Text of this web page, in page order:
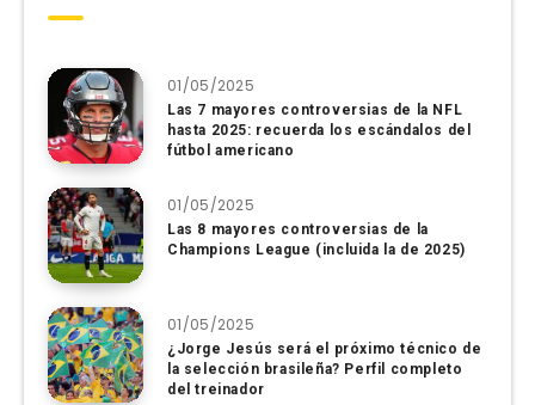
01/05/2025
Las 7 mayores controversias de la NFL
hasta 2025: recuerda los escándalos del
fútbol americano
01/05/2025
Las 8 mayores controversias de la
Champions League (incluida la de 2025)
01/05/2025
¿Jorge Jesús será el próximo técnico de
la selección brasileña? Perfil completo
del treinador